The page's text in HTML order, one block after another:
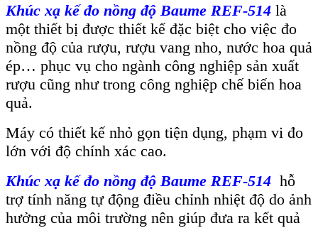
Khúc xạ kế đo nồng độ Baume REF-514 là
một thiết bị được thiết kế đặc biệt cho việc đo
nồng độ của rượu, rượu vang nho, nước hoa quả
ép… phục vụ cho ngành công nghiệp sản xuất
rượu cũng như trong công nghiệp chế biến hoa
quả.
Máy có thiết kế nhỏ gọn tiện dụng, phạm vi đo
lớn với độ chính xác cao.
Khúc xạ kế đo nồng độ Baume REF-514 hỗ
trợ tính năng tự động điều chỉnh nhiệt độ do ảnh
hưởng của môi trường nên giúp đưa ra kết quả